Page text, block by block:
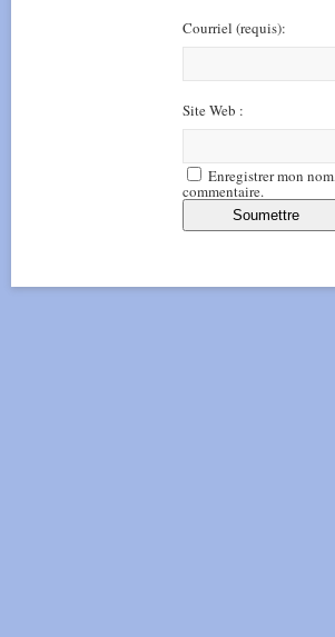
Courriel (requis):
Site Web :
Enregistrer mon
commentaire.